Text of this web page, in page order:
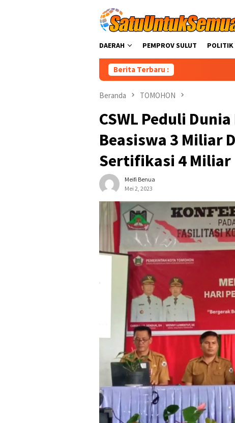
DAERAH PEMPROV SULUT POLITIK
Berita Terbaru :
Beranda TOMOHON
CSWL Peduli
Beasiswa 3 Miliar
Sertifikasi 4 Miliar
Meifi Benua
Mei 2, 2023